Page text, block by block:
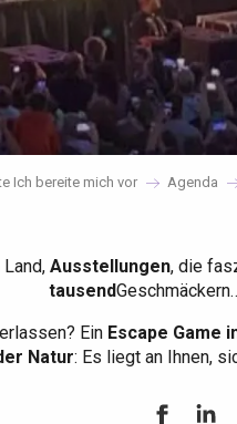
Ich bereite mich vor Agenda
Ausstellungen, die
tausend
Ein Escape Game
Natur: Es liegt an Ihnen,